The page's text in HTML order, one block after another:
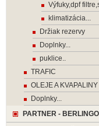
Výfuky,dpf
klimatizácia...
Držiak rezervy
Doplnky...
puklice..
TRAFIC
OLEJE A KVAPALINY
Doplnky...
PARTNER -